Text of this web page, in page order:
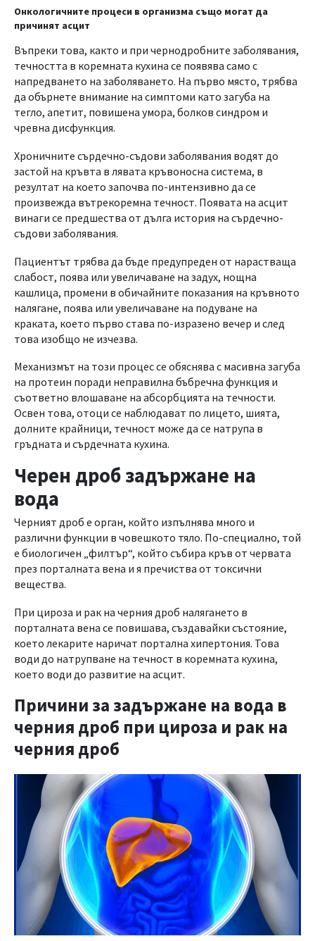
Онкологичните процеси в организма също могат да
причинят асцит
Въпреки това, както и при чернодробните заболявания,
течността в коремната кухина се появява само с
напредването на заболяването. На първо място, трябва
да обърнете внимание на симптоми като загуба на
тегло, апетит, повишена умора, болков синдром и
чревна дисфункция.
Хроничните сърдечно-съдови заболявания водят до
застой на кръвта в лявата кръвоносна система, в
резултат на което започва по-интензивно да се
произвежда вътрекоремна течност. Появата на асцит
винаги се предшества от дълга история на сърдечно-
съдови заболявания.
Пациентът трябва да бъде предупреден от нарастваща
слабост, поява или увеличаване на задух, нощна
кашлица, промени в обичайните показания на кръвното
налягане, поява или увеличаване на подуване на
краката, което първо става по-изразено вечер и след
това изобщо не изчезва.
Механизмът на този процес се обяснява с масивна загуба
на протеин поради неправилна бъбречна функция и
съответно влошаване на абсорбцията на течности.
Освен това, отоци се наблюдават по лицето, шията,
долните крайници, течност може да се натрупа в
гръдната и сърдечната кухина.
Черен дроб задържане на
вода
Черният дроб е орган, който изпълнява много и
различни функции в човешкото тяло. По-специално, той
е биологичен „филтър“, който събира кръв от червата
през порталната вена и я пречиства от токсични
вещества.
При цироза и рак на черния дроб налягането в
порталната вена се повишава, създавайки състояние,
което лекарите наричат портална хипертония. Това
води до натрупване на течност в коремната кухина,
което води до развитие на асцит.
Причини за задържане на вода в
черния дроб при цироза и рак на
черния дроб